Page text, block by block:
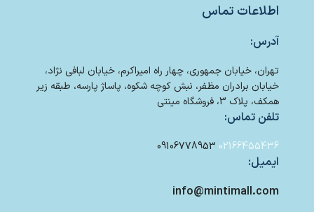
اطلاعات تماس
آدرس:
تهران، خیابان جمهوری، چهار راه امیراکرم، خیابان لبافی نژاد،
خیابان برادران مظفر، نبش کوچه شکوه، پاساژ پارسه، طبقه زیر
همکف، پلاک 3، فروشگاه مینتی
تلفن تماس:
02166455436
09106778953
ایمیل:
info@mintimall.com